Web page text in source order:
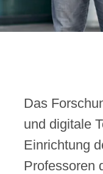
Das
und digitale
Einrichtung
Professoren